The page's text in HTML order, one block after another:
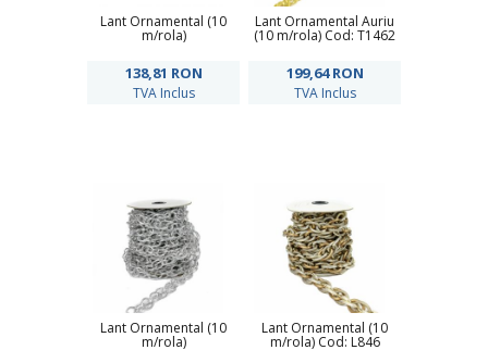
Lant Ornamental (10
m/rola)
138,81 RON
TVA Inclus
Lant Ornamental Auriu
(10 m/rola) Cod: T1462
199,64RON
TVA Inclus
Lant Ornamental (10
m/rola)
Lant Ornamental (10
m/rola) Cod: L846